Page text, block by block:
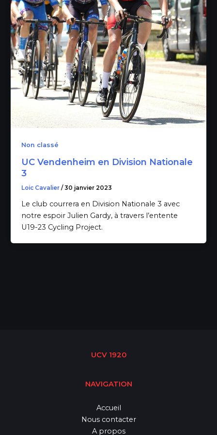
Non classé
UC Vendenheim en Division Nationale
3
Loic Cavalier/30 janvier 2023
Le club courrera en Division Nationale 3 avec
notre espoir Julien Gardy, à travers l’entente
U19-23 Cycling Project.
UCV 1920
NAVIGATION
Accueil
Nous contacter
A propos